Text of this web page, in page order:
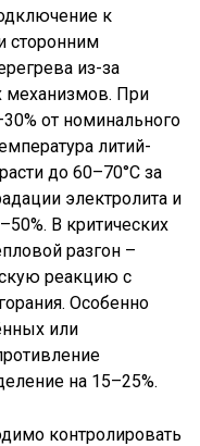
к
сторонним
из-за
механизмов. При
от номинального
литий-
до 60–70°C за
электролита и
В критических
разгон –
реакцию с
Особенно
или
на 15–25%.
контролировать